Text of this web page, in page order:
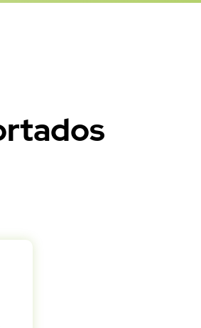
\n";
>{'details'}